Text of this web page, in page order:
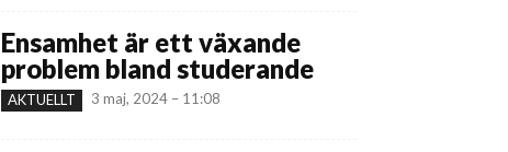
Ensamhet är ett växande
problem bland studerande
AKTUELLT 3 maj, 2024 – 11:08